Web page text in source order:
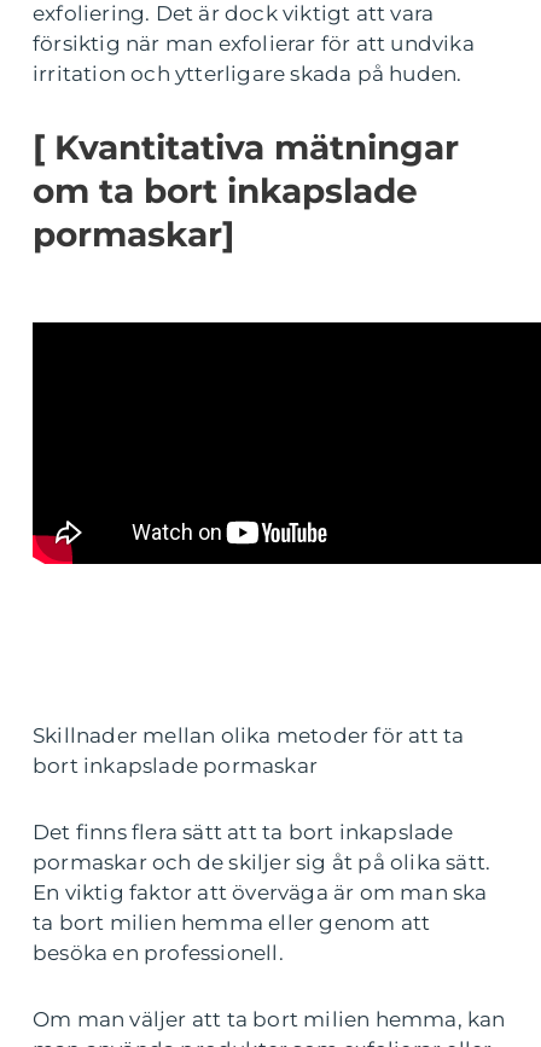
exfoliering. Det är dock viktigt att vara
försiktig när man exfolierar för att undvika
irritation och ytterligare skada på huden.
[ Kvantitativa mätningar
om ta bort inkapslade
pormaskar]
Skillnader mellan olika metoder för att ta
bort inkapslade pormaskar
Det finns flera sätt att ta bort inkapslade
pormaskar och de skiljer sig åt på olika sätt.
En viktig faktor att överväga är om man ska
ta bort milien hemma eller genom att
besöka en professionell.
Om man väljer att ta bort milien hemma, kan